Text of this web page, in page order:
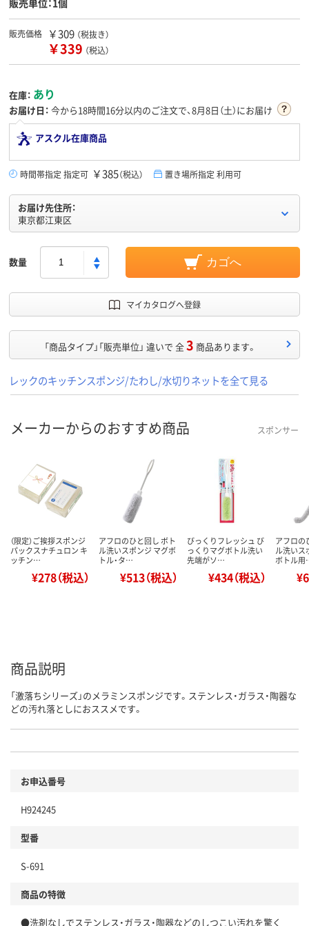
販売単位：1個
販売価格 ￥309 （税抜き）
￥339 （税込）
在庫： あり
お届け日： 今から18時間16分以内のご注文で、8月8日（土）にお届け
アスクル在庫商品
時間帯指定 指定可 ￥385（税込） 置き場所指定 利用可
お届け先住所：
東京都江東区
数量 カゴへ
マイカタログへ登録
「商品タイプ」「販売単位」 違いで 全3 商品あります。
レックのキッチンスポンジ/たわし/水切りネットを全て見る
メーカーからのおすすめ商品 スポンサー
（限定）ご挨拶スポンジ
パックスナチュロン キ
ッチン…
¥278（税込）
アフロのひと回し ボト
ル洗いスポンジ マグボ
トル・タ…
¥513（税込）
びっくりフレッシュ び
っくりマグボトル洗い
先端がソ…
¥434（税込）
アフロの
ル洗いス
ボトル
商品説明
「激落ちシリーズ」のメラミンスポンジです。ステンレス・ガラス・陶器な
どの汚れ落としにおススメです。
お申込番号
H924245
型番
S-691
商品の特徴
●洗剤なしでステンレス・ガラス・陶器などのしつこい汚れを驚く